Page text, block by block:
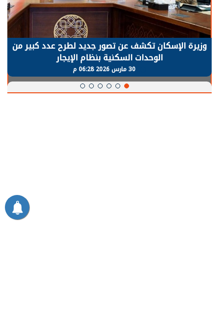
الرئيس السيسي: توقف الأنشطة في قطاع الطاقة
يحتاج إلى سنوات لعودة معدلات الإنتاج الطبيعية